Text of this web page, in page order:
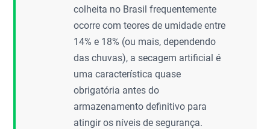
colheita no Brasil frequentemente
ocorre com teores de umidade entre
14% e 18% (ou mais, dependendo
das chuvas), a secagem artificial é
uma característica quase
obrigatória antes do
armazenamento definitivo para
atingir os níveis de segurança.